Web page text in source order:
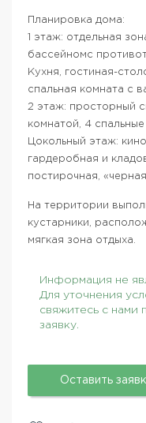
Планировка дома:
1 этаж: отдельная
бассейномc
Кухня, гостиная-
спальная комната с
2 этаж: просторный
комнатой, 4
Цокольный этаж:
гардеробная и
постирочная,
На территории
кустарники,
мягкая зона отдыха.
Информация не
Для уточнения
свяжитесь с нами
заявку.
Оставить